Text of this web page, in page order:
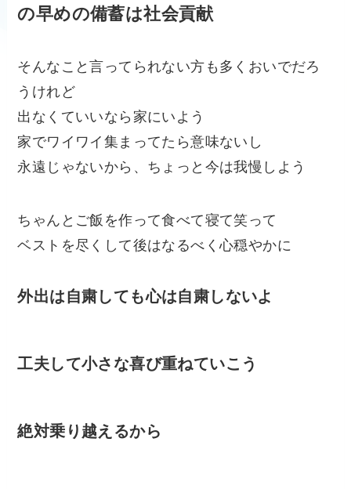
の早めの備蓄は社会貢献
そんなこと言ってられない方も多くおいでだろ
うけれど
出なくていいなら家にいよう
家でワイワイ集まってたら意味ないし
永遠じゃないから、ちょっと今は我慢しよう
ちゃんとご飯を作って食べて寝て笑って
ベストを尽くして後はなるべく心穏やかに
外出は自粛しても心は自粛しないよ
工夫して小さな喜び重ねていこう
絶対乗り越えるから